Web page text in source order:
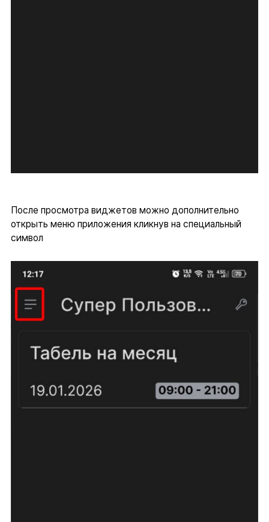
После просмотра виджетов можно дополнительно
открыть меню приложения кликнув на специальный
символ